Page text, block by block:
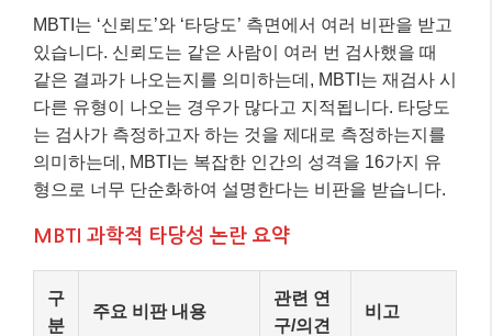
MBTI는 ‘신뢰도’와 ‘타당도’ 측면에서 여러 비판을 받고
있습니다. 신뢰도는 같은 사람이 여러 번 검사했을 때
같은 결과가 나오는지를 의미하는데, MBTI는 재검사 시
다른 유형이 나오는 경우가 많다고 지적됩니다. 타당도
는 검사가 측정하고자 하는 것을 제대로 측정하는지를
의미하는데, MBTI는 복잡한 인간의 성격을 16가지 유
형으로 너무 단순화하여 설명한다는 비판을 받습니다.
MBTI 과학적 타당성 논란 요약
구
분
주요 비판 내용
관련 연
구/의견
비고